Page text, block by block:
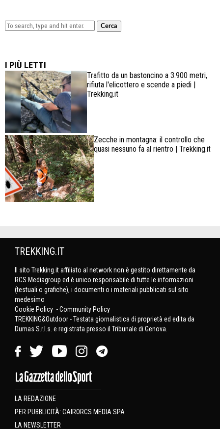
Cerca
I PIÙ LETTI
Trafitto da un bastoncino a 3.900 metri,
rifiuta l'elicottero e scende a piedi |
Trekking.it
Zecche in montagna: il controllo che
quasi nessuno fa al rientro | Trekking.it
TREKKING.IT
Il sito Trekking.it affiliato al network non è gestito direttamente da
RCS Mediagroup ed è unico responsabile di tutte le informazioni
(testuali o grafiche), i documenti o i materiali pubblicati sul sito
medesimo
Cookie Policy -Community Policy
TREKKING&Outdoor - Testata giornalistica di proprietà ed edita da
Dumas S.r.l.s. e registrata presso il Tribunale di Genova.
LA REDAZIONE
PER PUBBLICITÀ: CAIRORCS MEDIA SPA
LA NEWSLETTER